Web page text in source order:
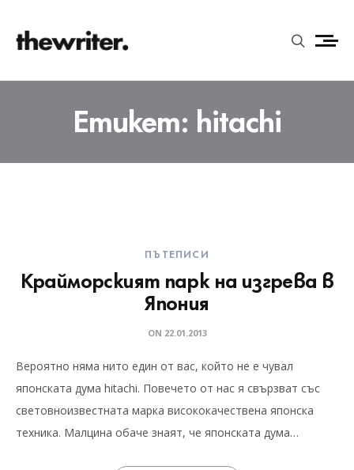
Етикет: hitachi
ПЪТЕПИСИ
Крайморският парк на изгрева в
Япония
ON 22.01.2013
Вероятно няма нито един от вас, който не е чувал
японската дума hitachi. Повечето от нас я свързват със
световноизвестната марка висококачествена японска
техника. Малцина обаче знаят, че японската дума…